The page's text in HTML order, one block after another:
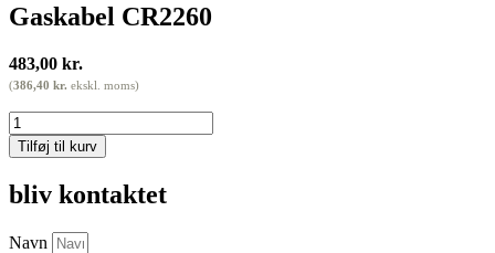
Gaskabel CR2260
483,00 kr.
(386,40 kr. ekskl. moms)
Gaskabel
CR2260
antal
Tilføj til kurv
bliv kontaktet
Navn